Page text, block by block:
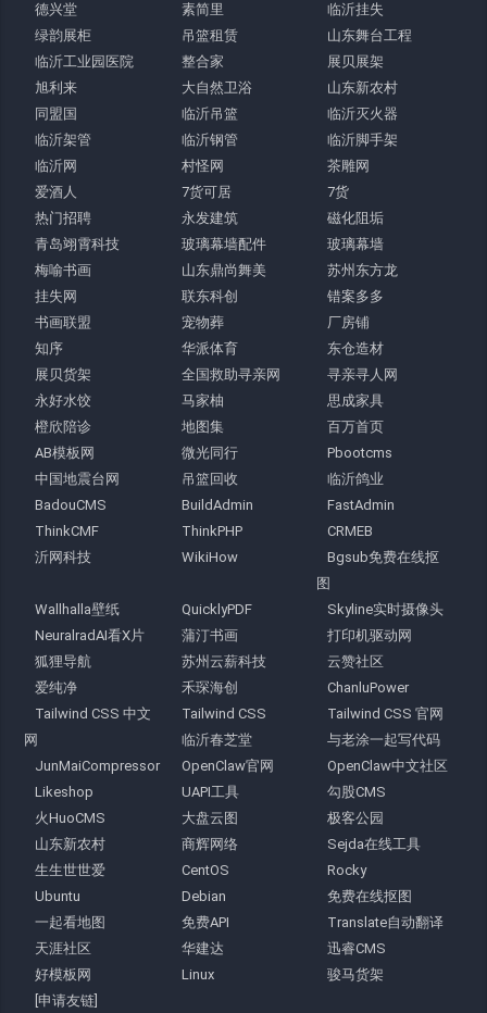
德兴堂
素简里
临沂挂失
绿韵展柜
吊篮租赁
山东舞台工程
临沂工业园医院
整合家
展贝展架
旭利来
大自然卫浴
山东新农村
同盟国
临沂吊篮
临沂灭火器
临沂架管
临沂钢管
临沂脚手架
临沂网
村怪网
茶雕网
爱酒人
7货可居
7货
热门招聘
永发建筑
磁化阻垢
青岛翊霄科技
玻璃幕墙配件
玻璃幕墙
梅喻书画
山东鼎尚舞美
苏州东方龙
挂失网
联东科创
错案多多
书画联盟
宠物葬
厂房铺
知序
华派体育
东仓造材
展贝货架
全国救助寻亲网
寻亲寻人网
永好水饺
马家柚
思成家具
橙欣陪诊
地图集
百万首页
AB模板网
微光同行
Pbootcms
中国地震台网
吊篮回收
临沂鸽业
BadouCMS
BuildAdmin
FastAdmin
ThinkCMF
ThinkPHP
CRMEB
沂网科技
WikiHow
Bgsub免费在线抠
图
Wallhalla壁纸
QuicklyPDF
Skyline实时摄像头
NeuralradAI看X片
蒲汀书画
打印机驱动网
狐狸导航
苏州云薪科技
云赞社区
爱纯净
禾琛海创
ChanluPower
Tailwind CSS 中文
网
Tailwind CSS
Tailwind CSS 官网
临沂春芝堂
与老涂一起写代码
JunMaiCompressor
OpenClaw官网
OpenClaw中文社区
Likeshop
UAPI工具
勾股CMS
火HuoCMS
大盘云图
极客公园
山东新农村
商辉网络
Sejda在线工具
生生世世爱
CentOS
Rocky
Ubuntu
Debian
免费在线抠图
一起看地图
免费API
Translate自动翻译
天涯社区
华建达
迅睿CMS
好模板网
Linux
骏马货架
[申请友链]